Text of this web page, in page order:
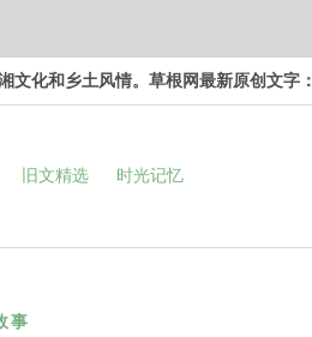
化和乡土风情。草根网最新原创文字：
旧文精选 时光记忆
事